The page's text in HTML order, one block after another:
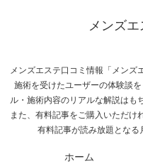
メンズ
メンズエステ口コミ情報「メンズ
施術を受けたユーザーの体験談
ル・施術内容のリアルな解説はも
また、有料記事をご購入いただけ
有料記事が読み放題となる
ホーム